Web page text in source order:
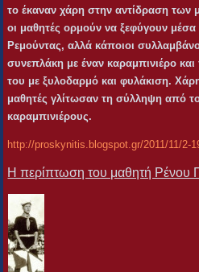
το έκαναν χάρη στην αντίδραση των
οι μαθητές ορμούν να ξεφύγουν
Ρεμούντας, αλλά κάποιοι
συνεπλάκη με έναν καραμπινιέρο
του με ξυλοδαρμό και φυλάκιση.
μαθητές γλίτωσαν τη σύλληψη από
καραμπινιέρους.
http://proskynitis.blogspot.gr/2011/11/2-
Η περίπτωση του μαθητή Ρένου